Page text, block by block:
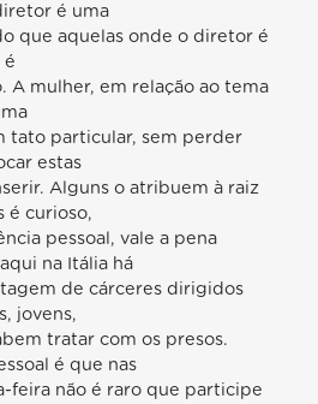
é uma
que aquelas onde o diretor é
é
A mulher, em relação ao tema
tato particular, sem perder
estas
Alguns o atribuem à raiz
é curioso,
pessoal, vale a pena
na Itália há
de cárceres dirigidos
jovens,
tratar com os presos.
é que nas
feira não é raro que participe